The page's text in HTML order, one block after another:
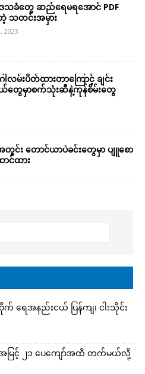
ေသခံတွေ ဆည်‌‌ရေမရအောင် PDF
သတင်းအမှား
2023
လမ်းပိတ်ထားတာကြောင့် ချင်း
ယ်တွေမှာစက်သုံးဆီနဲ့ကုန်စိမ်းတွေ
တွင်း တောင်ယာပဲခင်းတွေမှာ ပျူစော
င်ထား
ရေအနည်းငယ် ပြန်ကျ၊ ငါးသိုင်း
မြင့် ၂၁ ပေကျော်အထိ တက်မယ်လို့